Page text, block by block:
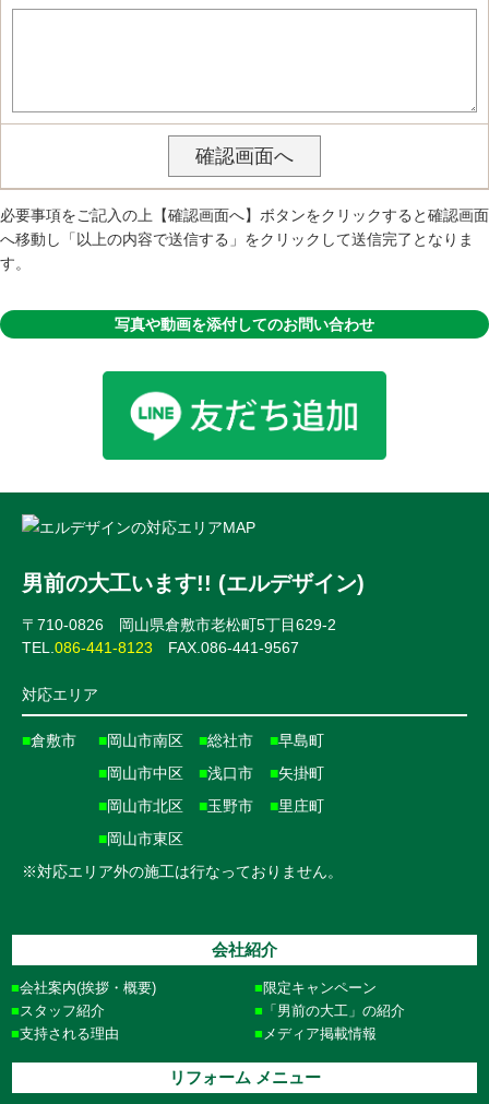
必要事項をご記入の上【確認画面へ】ボタンをクリックすると確認画面
へ移動し「以上の内容で送信する」をクリックして送信完了となりま
す。
写真や動画を添付してのお問い合わせ
男前の大工います!! (エルデザイン)
〒710-0826 岡山県倉敷市老松町5丁目629-2
TEL. 086-441-8123 FAX.086-441-9567
対応エリア
■倉敷市 ■岡山市南区
■岡山市中区
■岡山市北区
■岡山市東区
■総社市
■浅口市
■玉野市
■早島町
■矢掛町
■里庄町
※対応エリア外の施工は行なっておりません。
会社紹介
会社案内(挨拶・概要)
スタッフ紹介
支持される理由
限定キャンペーン
「男前の大工」の紹介
メディア掲載情報
リフォーム メニュー